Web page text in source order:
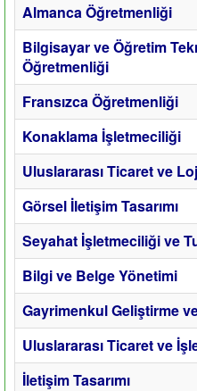
Almanca Öğretmenliği
Bilgisayar ve Öğretim
Öğretmenliği
Fransızca Öğretmenliği
Konaklama İşletmeciliği
Uluslararası Ticaret ve
Görsel İletişim Tasarımı
Seyahat İşletmeciliği ve
Bilgi ve Belge Yönetimi
Gayrimenkul Geliştirme
Uluslararası Ticaret ve
İletişim Tasarımı